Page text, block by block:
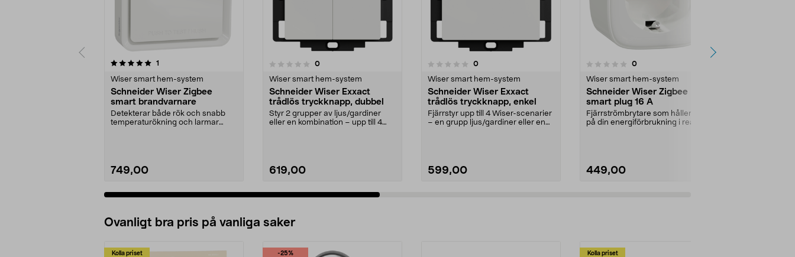
1
Wiser smart hem-system
Schneider Wiser Zigbee
smart brandvarnare
Detekterar både rök och snabb
temperaturökning och larmar
749,00
0.0 av 5 stjärnor 0recensioner
Wiser smart hem-system
Schneider Wiser Exxact
trådlös tryckknapp, dubbel
Styr 2 grupper av ljus/gardiner
eller en kombination – upp till 4
619,00
0.0 av 5 stjärnor 0recensioner
Wiser smart hem-system
Schneider Wiser Exxact
trådlös tryckknapp, enkel
Fjärrstyr upp till 4 Wiser-scenarier
– en grupp ljus/gardiner eller en
599,00
0.0 av 5 stjärnor 0recensioner
Wiser smart hem-system
Schneider Wiser Zigbee
smart plug 16 A
Fjärrströmbrytare som håller koll
på din energiförbrukning i realtid.
449,00
0.0 av 5 stjärnor
Ovanligt bra pris på vanliga saker
Kolla priset -25% Kolla priset